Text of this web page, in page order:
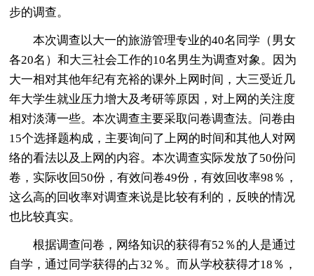
步的调查。
本次调查以大一的旅游管理专业的40名同学（男女
各20名）和大三社会工作的10名男生为调查对象。因为
大一相对其他年纪有充裕的课外上网时间，大三受近几
年大学生就业压力增大及考研等原因，对上网的关注度
相对淡薄一些。本次调查主要采取问卷调查法。问卷由
15个选择题构成，主要询问了上网的时间和其他人对网
络的看法以及上网的内容。本次调查实际发放了50份问
卷，实际收回50份，有效问卷49份，有效回收率98％，
这么高的回收率对调查来说是比较有利的，反映的情况
也比较真实。
根据调查问卷，网络知识的获得有52％的人是通过
自学，通过同学获得的占32％。而从学校获得才18％，